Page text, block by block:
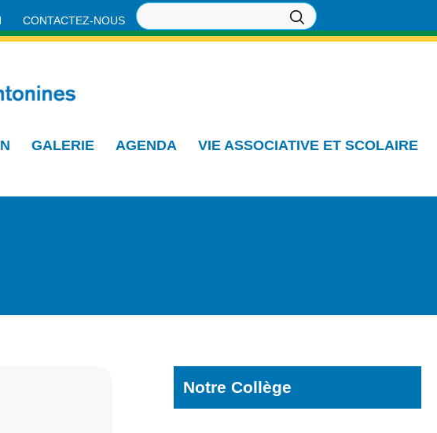
CONTACTEZ-NOUS
GALERIE AGENDA VIE ASSOCIATIVE ET SCOLAIRE
Notre Collège